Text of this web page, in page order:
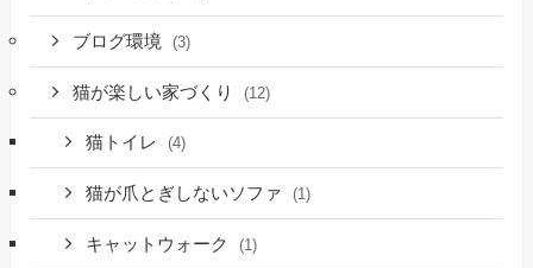
ブログ環境 (3)
猫が楽しい家づくり (12)
猫トイレ (4)
猫が爪とぎしないソファ (1)
キャットウォーク (1)